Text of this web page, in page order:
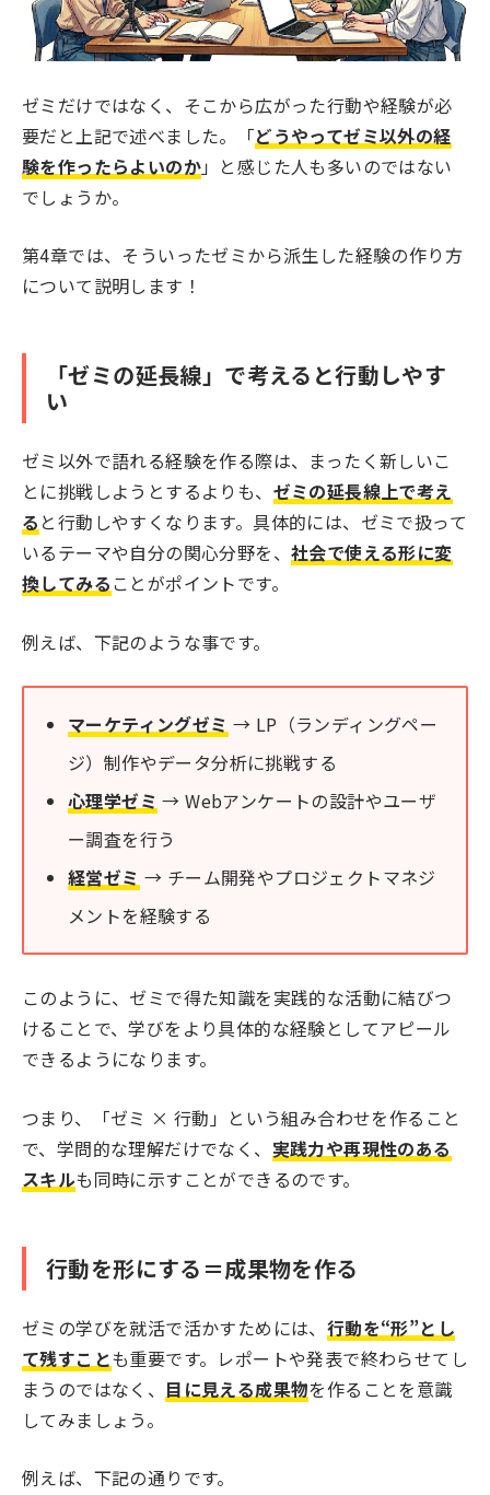
ゼミだけではなく、そこから広がった行動や経験が必
要だと上記で述べました。「どうやってゼミ以外の経
験を作ったらよいのか」と感じた人も多いのではない
でしょうか。
第4章では、そういったゼミから派生した経験の作り方
について説明します！
「ゼミの延長線」で考えると行動しやす
い
ゼミ以外で語れる経験を作る際は、まったく新しいこ
とに挑戦しようとするよりも、 ゼミの延長線上で考え
る と行動しやすくなります。具体的には、ゼミで扱って
いるテーマや自分の関心分野を、 社会で使える形に変
換してみる ことがポイントです。
例えば、下記のような事です。
マーケティングゼミ → LP（ランディングペー
ジ）制作やデータ分析に挑戦する
心理学ゼミ → Webアンケートの設計やユーザ
ー調査を行う
経営ゼミ → チーム開発やプロジェクトマネジ
メントを経験する
このように、ゼミで得た知識を実践的な活動に結びつ
けることで、学びをより具体的な経験としてアピール
できるようになります。
つまり、「ゼミ × 行動」という組み合わせを作ること
で、学問的な理解だけでなく、 実践力や再現性のある
スキルも同時に示すことができるのです。
行動を形にする＝成果物を作る
ゼミの学びを就活で活かすためには、 行動を“形”とし
て残すことも重要です。レポートや発表で終わらせてし
まうのではなく、 目に見える成果物を作ることを意識
してみましょう。
例えば、下記の通りです。